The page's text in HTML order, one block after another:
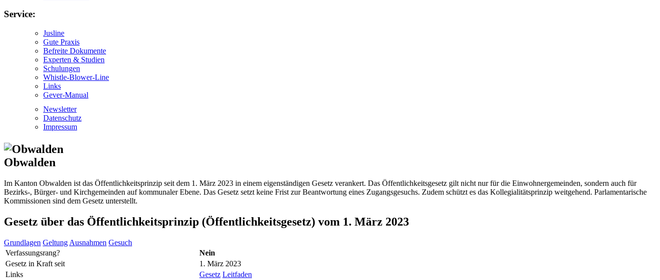
Service:
Jusline
Gute Praxis
Befreite Dokumente
Experten & Studien
Schulungen
Whistle-Blower-Line
Links
Gever-Manual
Newsletter
Datenschutz
Impressum
Obwalden
Im Kanton Obwalden ist das Öffentlichkeitsprinzip seit dem 1. März 2023 in einem eigenständigen Gesetz verankert. Das Öffentlichkeitsgesetz gilt nicht nur für die Einwohnergemeinden, sondern auch für
Bezirks-, Bürger- und Kirchgemeinden auf kommunaler Ebene. Das Gesetz setzt keine Frist zur Beantwortung eines Zugangsgesuchs. Zudem schützt es das Kollegialitätsprinzip weitgehend. Parlamentarische
Kommissionen sind dem Gesetz unterstellt.
Gesetz über das Öffentlichkeitsprinzip (Öffentlichkeitsgesetz) vom 1. März 2023
Grundlagen Geltung Ausnahmen Gesuch
Verfassungsrang?
Nein
Gesetz in Kraft seit
1. März 2023
Links
Gesetz Leitfaden